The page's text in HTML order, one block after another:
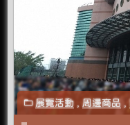
展覽活動 ,周邊商品 ,